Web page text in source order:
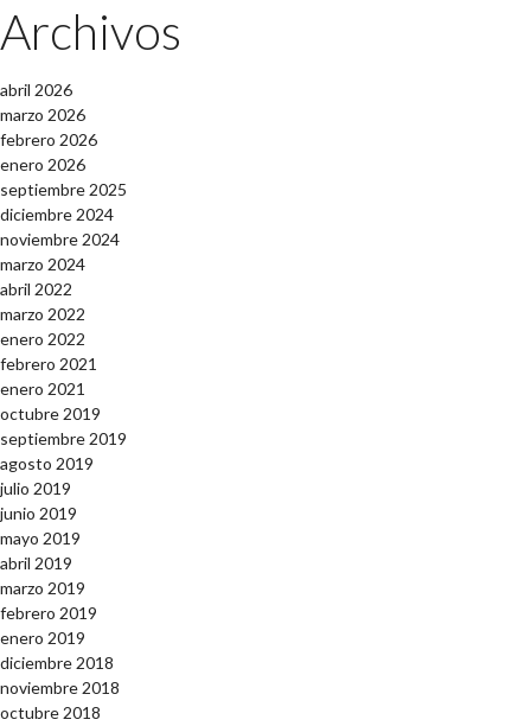
Archivos
abril 2026
marzo 2026
febrero 2026
enero 2026
septiembre 2025
diciembre 2024
noviembre 2024
marzo 2024
abril 2022
marzo 2022
enero 2022
febrero 2021
enero 2021
octubre 2019
septiembre 2019
agosto 2019
julio 2019
junio 2019
mayo 2019
abril 2019
marzo 2019
febrero 2019
enero 2019
diciembre 2018
noviembre 2018
octubre 2018